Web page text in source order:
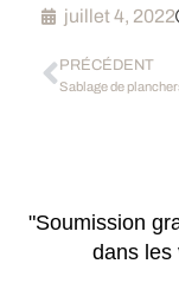
juillet 4, 2022
PRÉCÉDENT
Sablage de
"Soumission
dans les